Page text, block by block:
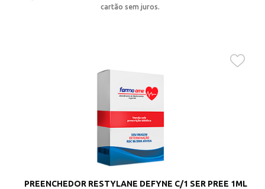
cartão sem juros.
PREENCHEDOR RESTYLANE DEFYNE C/1 SER PREE 1ML